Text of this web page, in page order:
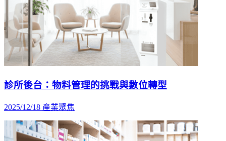
診所後台：物料管理的挑戰與數位轉型
2025/12/18 產業聚焦